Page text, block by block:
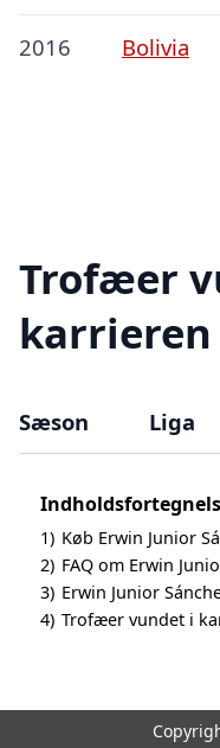
2016 Bolivia
Trofæer
karrieren
Sæson Liga
1) Køb Erwin Junior
2) FAQ om Erwin
3) Erwin Junior
4) Trofæer vundet i